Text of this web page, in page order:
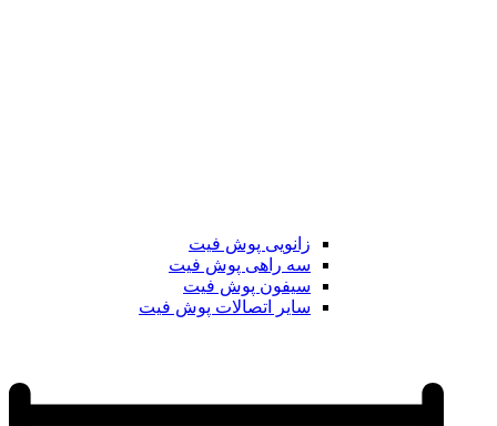
زانویی پوش فیت
سه راهی پوش فیت
سیفون پوش فیت
سایر اتصالات پوش فیت